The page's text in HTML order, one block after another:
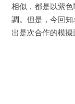
相似，都是以紫
調。但是，今回
出是次合作的模擬